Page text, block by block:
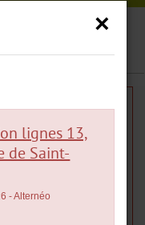
×
lignes 13,
de Saint-
- Alternéo